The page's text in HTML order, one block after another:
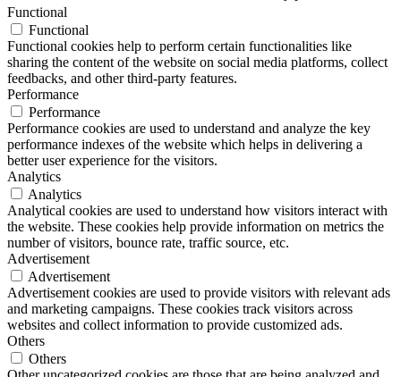
Functional
Functional
Functional cookies help to perform certain functionalities like
sharing the content of the website on social media platforms, collect
feedbacks, and other third-party features.
Performance
Performance
Performance cookies are used to understand and analyze the key
performance indexes of the website which helps in delivering a
better user experience for the visitors.
Analytics
Analytics
Analytical cookies are used to understand how visitors interact with
the website. These cookies help provide information on metrics the
number of visitors, bounce rate, traffic source, etc.
Advertisement
Advertisement
Advertisement cookies are used to provide visitors with relevant ads
and marketing campaigns. These cookies track visitors across
websites and collect information to provide customized ads.
Others
Others